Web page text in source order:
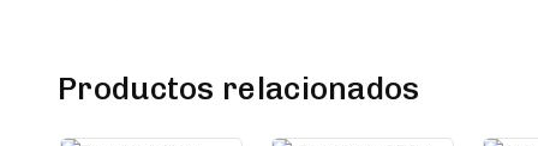
Productos relacionados